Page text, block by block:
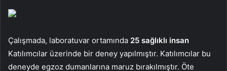
Çalışmada, laboratuvar ortamında 25 sağlıklı insan
Katılımcılar üzerinde bir deney yapılmıştır. Katılımcılar bu
deneyde egzoz dumanlarına maruz bırakılmıştır. Öte